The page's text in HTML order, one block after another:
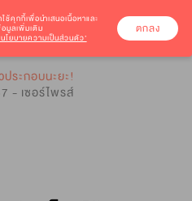
ประกอบนะยะ!
- เซอร์ไพรส์
ใช้คุกกี้เพื่อนำเสนอเนื้อหาและ
มูลเพิ่มเติม
นโยบายความเป็นส่วนตัว’
ตกลง